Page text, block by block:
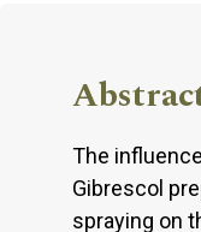
The
Gibrescol
spraying on